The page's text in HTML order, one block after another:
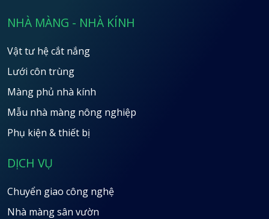
NHÀ MÀNG - NHÀ KÍNH
Vật tư hệ cắt nắng
Lưới côn trùng
Màng phủ nhà kính
Mẫu nhà màng nông nghiệp
Phụ kiện & thiết bị
DỊCH VỤ
Chuyển giao công nghệ
Nhà màng sân vườn